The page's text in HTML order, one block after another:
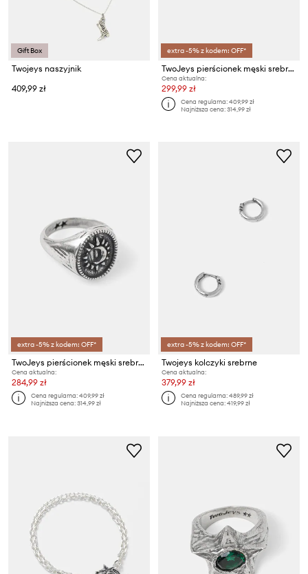
Gift Box
Twojeys naszyjnik
409,99 zł
extra -5% z kodem: OFF*
TwoJeys pierścionek męski srebrny z cyrkonią
Cena aktualna:
299,99 zł
Cena regularna:409,99 zł
Najniższa cena:314,99 zł
extra -5% z kodem: OFF*
TwoJeys pierścionek męski srebrny
Cena aktualna:
284,99 zł
Cena regularna:409,99 zł
Najniższa cena:314,99 zł
extra -5% z kodem: OFF*
Twojeys kolczyki srebrne
Cena aktualna:
379,99 zł
Cena regularna:489,99 zł
Najniższa cena:419,99 zł